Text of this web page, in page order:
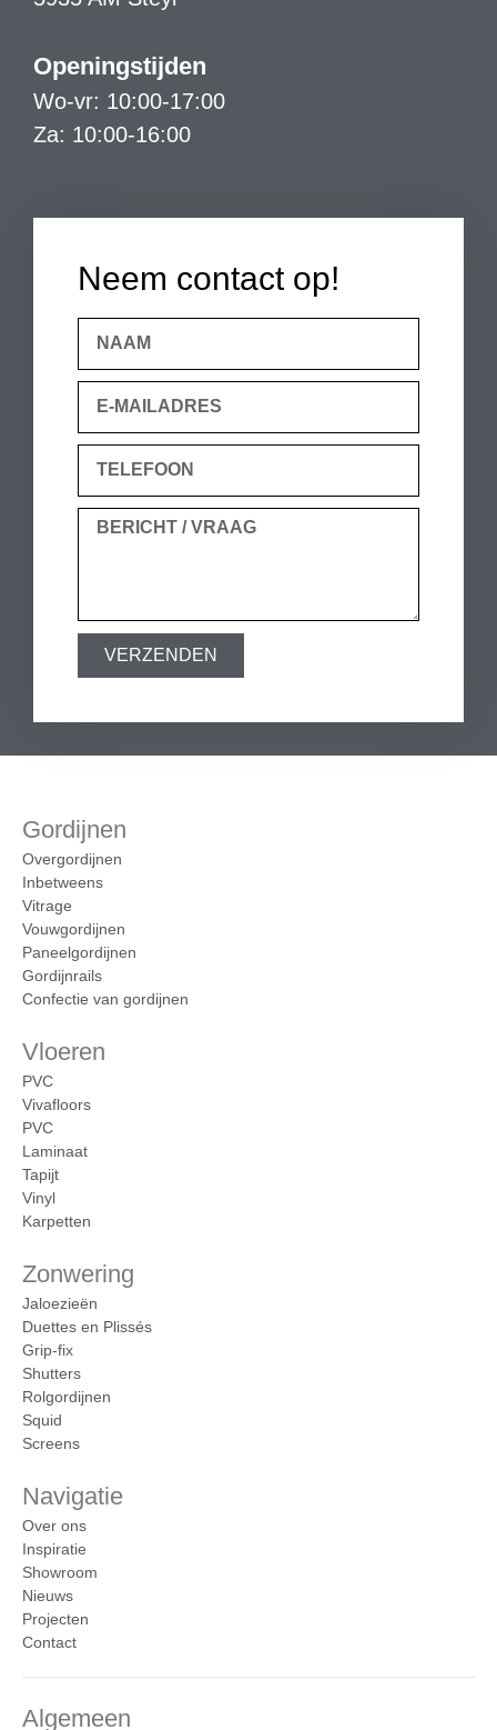
Openingstijden
Wo-vr: 10:00-17:00
Za: 10:00-16:00
Neem contact op!
VERZENDEN
Gordijnen
Overgordijnen
Inbetweens
Vitrage
Vouwgordijnen
Paneelgordijnen
Gordijnrails
Confectie van gordijnen
Vloeren
PVC
Vivafloors
PVC
Laminaat
Tapijt
Vinyl
Karpetten
Zonwering
Jaloezieën
Duettes en Plissés
Grip-fix
Shutters
Rolgordijnen
Squid
Screens
Navigatie
Over ons
Inspiratie
Showroom
Nieuws
Projecten
Contact
Algemeen